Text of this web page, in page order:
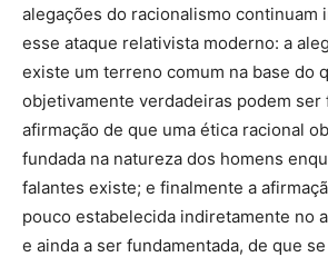
alegações do racionalismo continuam
esse ataque relativista moderno: a
existe um terreno comum na base do
objetivamente verdadeiras podem ser
afirmação de que uma ética racional
fundada na natureza dos homens
falantes existe; e finalmente a
pouco estabelecida indiretamente no
e ainda a ser fundamentada, de que